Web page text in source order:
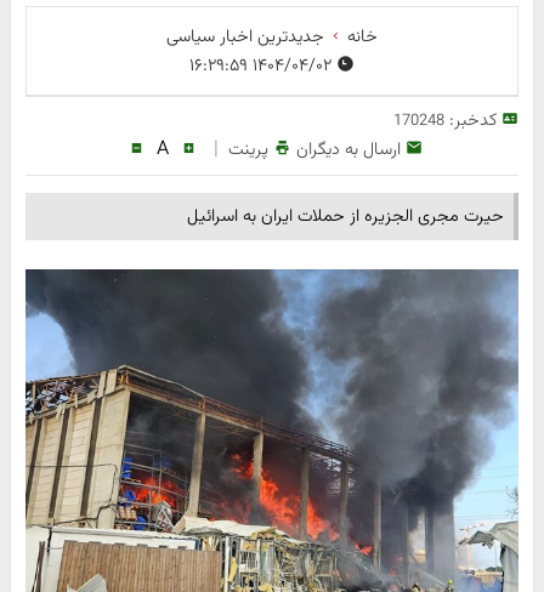
خانه
جدیدترین اخبار سیاسی
کدخبر:170248
ارسال به دیگران پرینت |
A
حیرت مجری الجزیره از حملات ایران به اسرائیل